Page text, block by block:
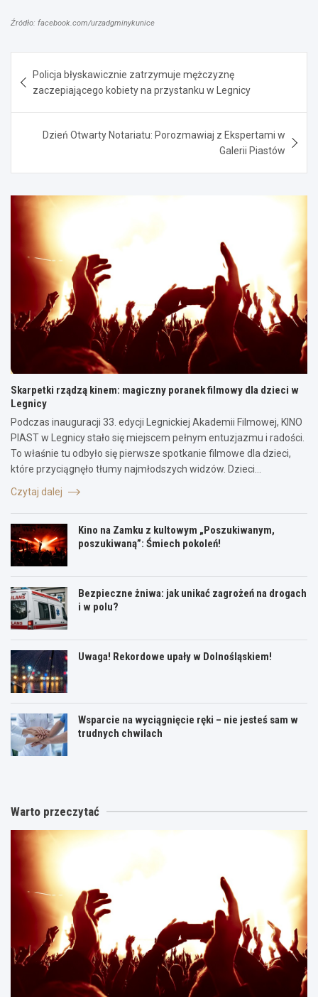
Źródło: facebook.com/urzadgminykunice
wpisuPolicja błyskawicznie zatrzymuje mężczyznę
zaczepiającego kobiety na przystanku w Legnicy
Dzień Otwarty Notariatu: Porozmawiaj z Ekspertami w
Galerii Piastów
Skarpetki rządzą kinem: magiczny poranek filmowy dla dzieci w
Legnicy
Podczas inauguracji 33. edycji Legnickiej Akademii Filmowej, KINO
PIAST w Legnicy stało się miejscem pełnym entuzjazmu i radości.
To właśnie tu odbyło się pierwsze spotkanie filmowe dla dzieci,
które przyciągnęło tłumy najmłodszych widzów. Dzieci…
Czytaj dalej
Kino na Zamku z kultowym „Poszukiwanym,
poszukiwaną”: Śmiech pokoleń!
Bezpieczne żniwa: jak unikać zagrożeń na drogach
i w polu?
Uwaga! Rekordowe upały w Dolnośląskiem!
Wsparcie na wyciągnięcie ręki – nie jesteś sam w
trudnych chwilach
Warto przeczytać